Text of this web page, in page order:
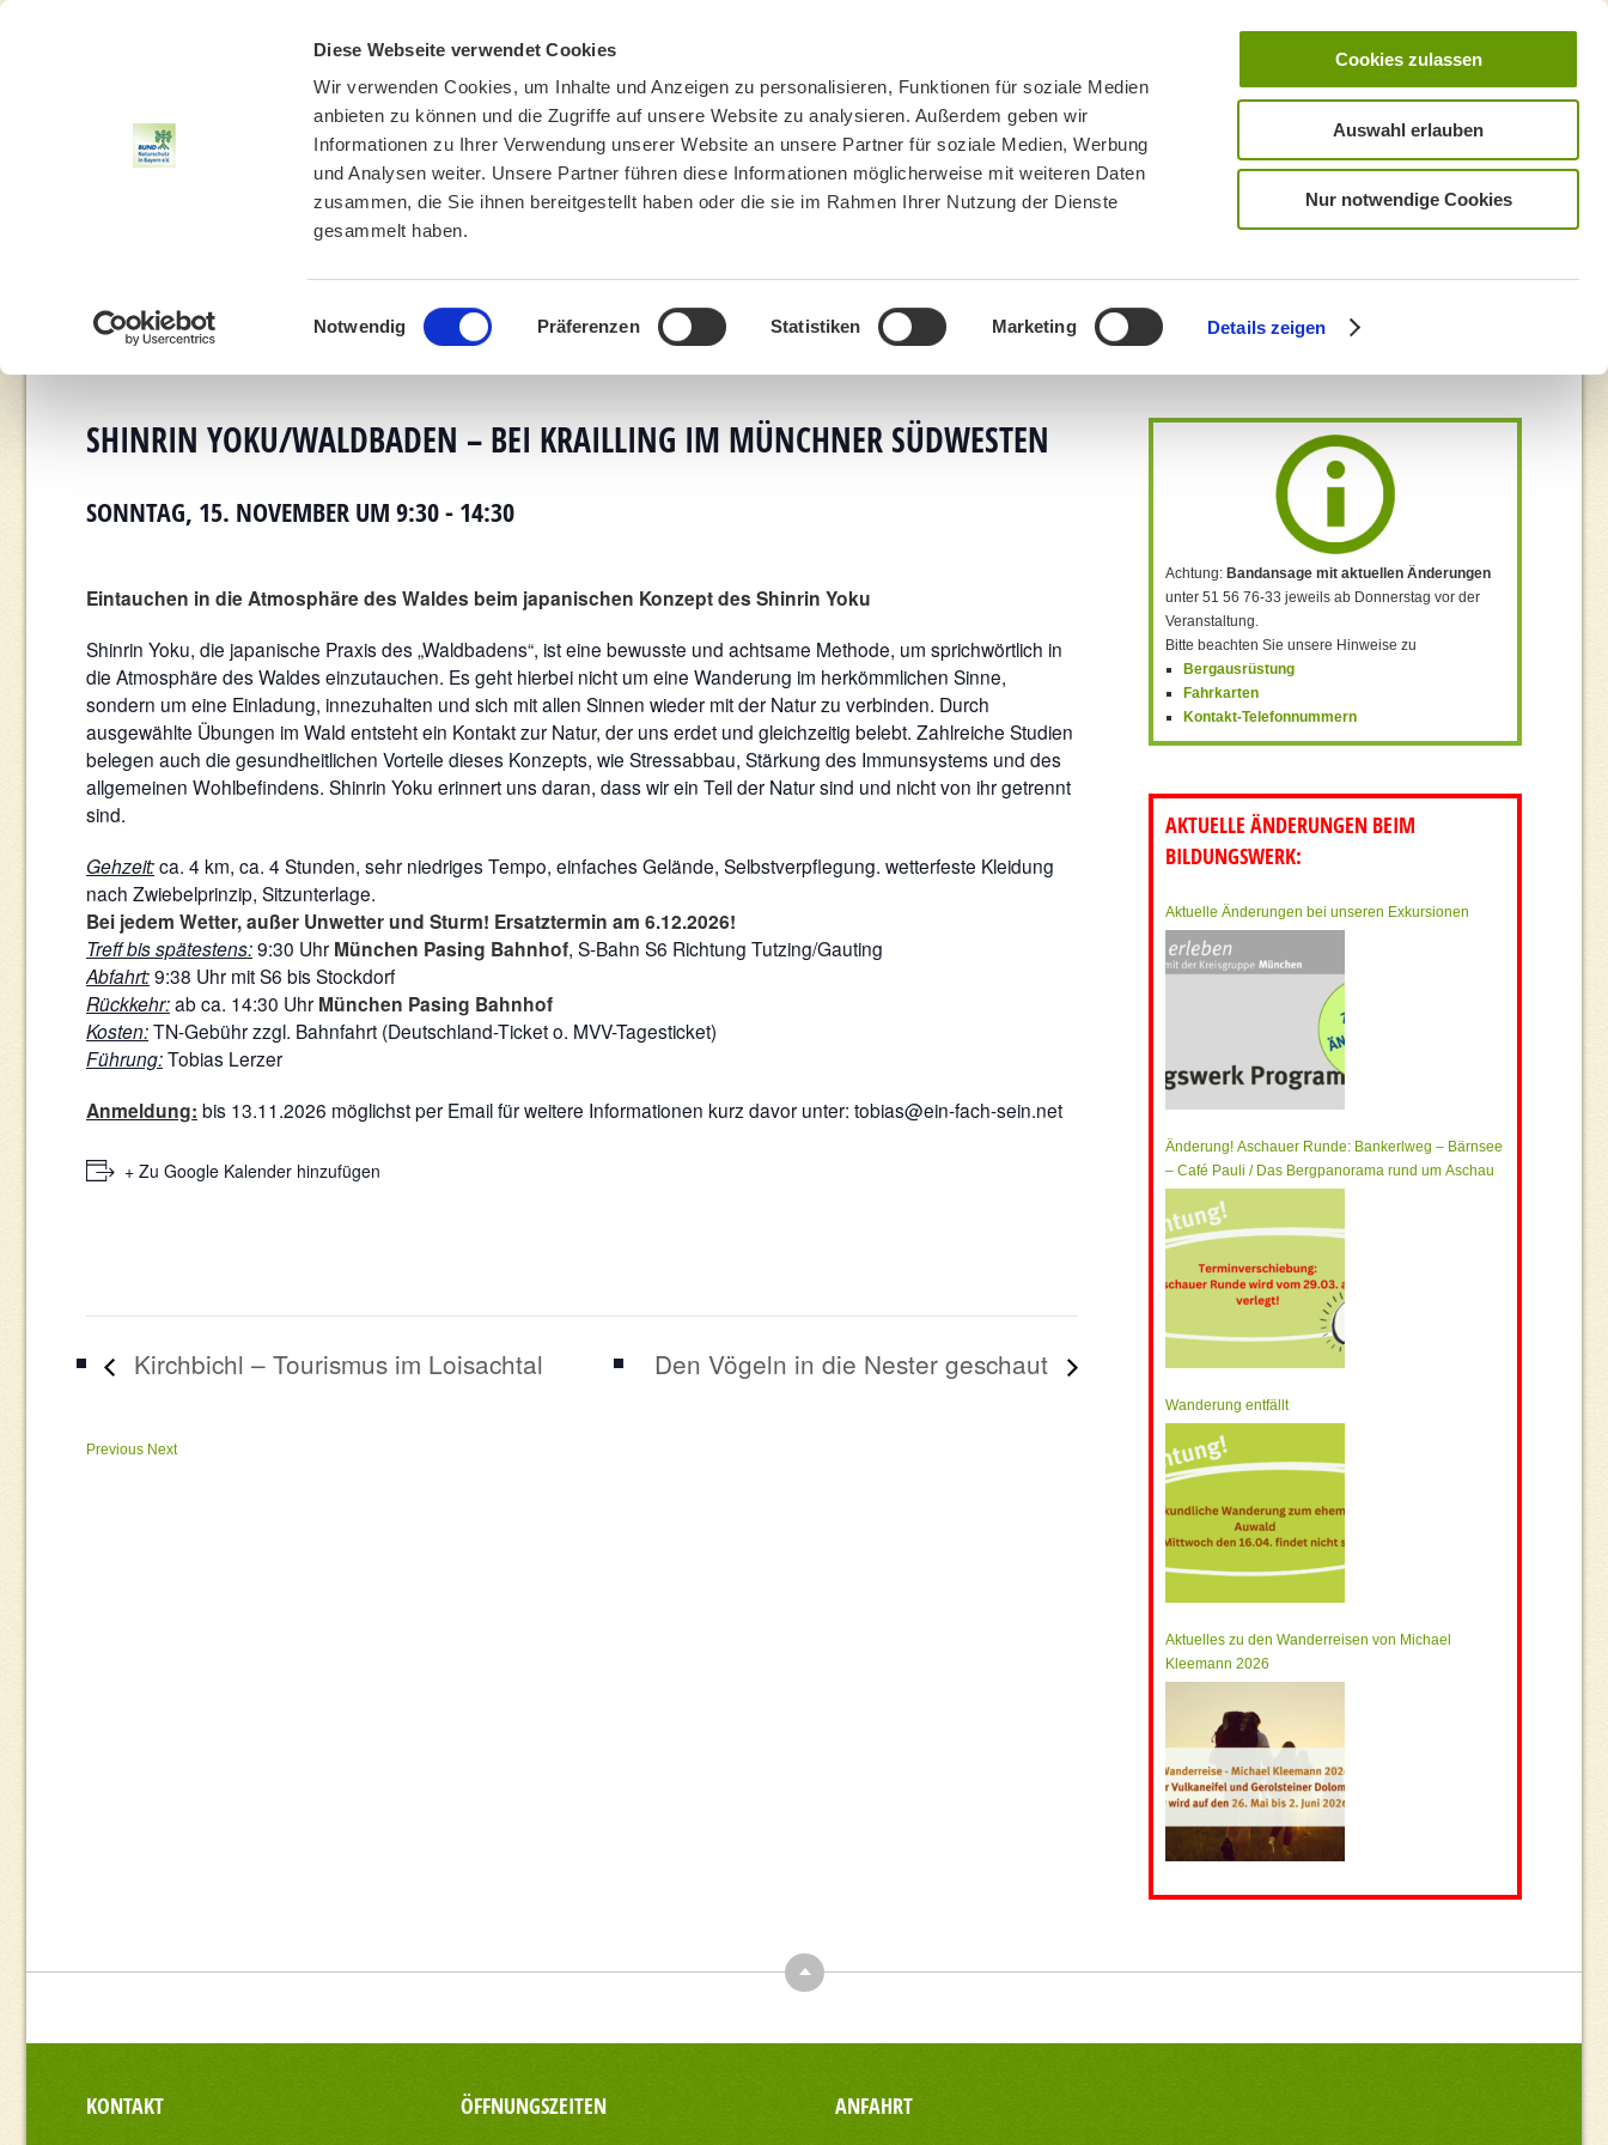
Diese Webseite verwendet Cookies
Wir verwenden Cookies, um Inhalte und Anzeigen zu personalisieren, Funktionen für soziale Medien
anbieten zu können und die Zugriffe auf unsere Website zu analysieren. Außerdem geben wir
Informationen zu Ihrer Verwendung unserer Website an unsere Partner für soziale Medien, Werbung
und Analysen weiter. Unsere Partner führen diese Informationen möglicherweise mit weiteren Daten
zusammen, die Sie ihnen bereitgestellt haben oder die sie im Rahmen Ihrer Nutzung der Dienste
gesammelt haben.
Einwilligungsauswahl
Notwendig Präferenzen Statistiken Marketing Details zeigen
Cookies zulassen
Auswahl erlauben
Nur notwendige Cookies
UMWELTBILDUNG UMWELTBERATUNG BN MÜNCHEN MITMACHEN SPENDEN
You are here: Home » Veranstaltungen Shinrin Yoku/Waldbaden – Bei Krailling im Münchner Südwesten
SHINRIN YOKU/WALDBADEN – BEI KRAILLING IM MÜNCHNER SÜDWESTEN
SONNTAG, 15. NOVEMBER UM 9:30- 14:30
Eintauchen in die Atmosphäre des Waldes beim japanischen Konzept des Shinrin Yoku
Shinrin Yoku, die japanische Praxis des „Waldbadens“, ist eine bewusste und achtsame Methode, um sprichwörtlich in
die Atmosphäre des Waldes einzutauchen. Es geht hierbei nicht um eine Wanderung im herkömmlichen Sinne,
sondern um eine Einladung, innezuhalten und sich mit allen Sinnen wieder mit der Natur zu verbinden. Durch
ausgewählte Übungen im Wald entsteht ein Kontakt zur Natur, der uns erdet und gleichzeitig belebt. Zahlreiche Studien
belegen auch die gesundheitlichen Vorteile dieses Konzepts, wie Stressabbau, Stärkung des Immunsystems und des
allgemeinen Wohlbefindens. Shinrin Yoku erinnert uns daran, dass wir ein Teil der Natur sind und nicht von ihr getrennt
sind.
Gehzeit:ca. 4 km, ca. 4 Stunden, sehr niedriges Tempo, einfaches Gelände, Selbstverpflegung. wetterfeste Kleidung
nach Zwiebelprinzip, Sitzunterlage.
Bei jedem Wetter, außer Unwetter und Sturm! Ersatztermin am 6.12.2026!
Treff bis spätestens:9:30 Uhr München Pasing Bahnhof, S-Bahn S6 Richtung Tutzing/Gauting
Abfahrt:9:38 Uhr mit S6 bis Stockdorf
Rückkehr:ab ca. 14:30 Uhr München Pasing Bahnhof
Kosten:TN-Gebühr zzgl. Bahnfahrt (Deutschland-Ticket o. MVV-Tagesticket)
Führung:Tobias Lerzer
Anmeldung: bis 13.11.2026 möglichst per Email für weitere Informationen kurz davor unter: tobias@ein-fach-sein.net
+ Zu Google Kalender hinzufügen
Kirchbichl – Tourismus im Loisachtal Den Vögeln in die Nester geschaut
Previous Next
Achtung: Bandansage mit aktuellen Änderungen
unter 51 56 76-33 jeweils ab Donnerstag vor der
Veranstaltung.
Bitte beachten Sie unsere Hinweise zu
Bergausrüstung
Fahrkarten
Kontakt-Telefonnummern
AKTUELLE ÄNDERUNGEN BEIM
BILDUNGSWERK:
Aktuelle Änderungen bei unseren Exkursionen
Änderung! Aschauer Runde: Bankerlweg – Bärnsee
– Café Pauli / Das Bergpanorama rund um Aschau
Wanderung entfällt
Aktuelles zu den Wanderreisen von Michael
Kleemann 2026
Top
KONTAKT ÖFFNUNGSZEITEN ANFAHRT